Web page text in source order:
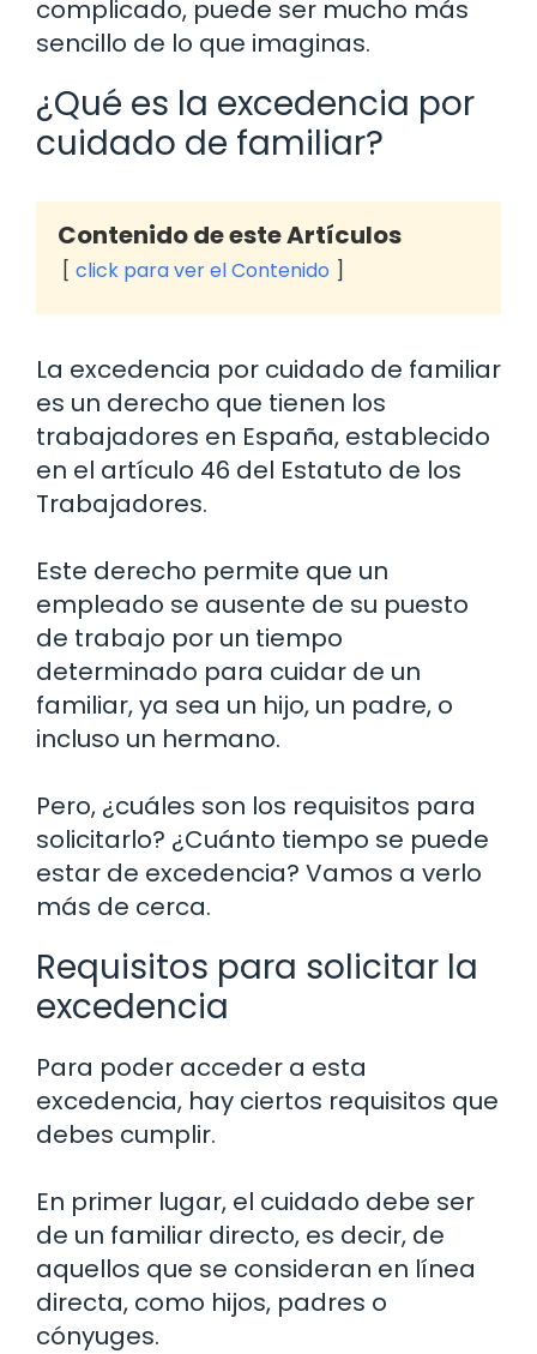
complicado, puede ser mucho más
sencillo de lo que imaginas.
¿Qué es la excedencia por
cuidado de familiar?
Contenido de este Artículos
click para ver el Contenido
La excedencia por cuidado de familiar
es un derecho que tienen los
trabajadores en España, establecido
en el artículo 46 del Estatuto de los
Trabajadores.
Este derecho permite que un
empleado se ausente de su puesto
de trabajo por un tiempo
determinado para cuidar de un
familiar, ya sea un hijo, un padre, o
incluso un hermano.
Pero, ¿cuáles son los requisitos para
solicitarlo? ¿Cuánto tiempo se puede
estar de excedencia? Vamos a verlo
más de cerca.
Requisitos para solicitar la
excedencia
Para poder acceder a esta
excedencia, hay ciertos requisitos que
debes cumplir.
En primer lugar, el cuidado debe ser
de un familiar directo, es decir, de
aquellos que se consideran en línea
directa, como hijos, padres o
cónyuges.